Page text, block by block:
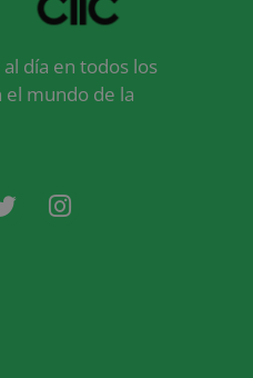
día en todos los
mundo de la